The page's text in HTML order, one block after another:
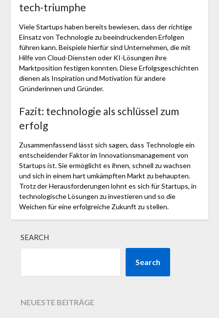
tech-triumphe
Viele Startups haben bereits bewiesen, dass der richtige
Einsatz von Technologie zu beeindruckenden Erfolgen
führen kann. Beispiele hierfür sind Unternehmen, die mit
Hilfe von Cloud-Diensten oder KI-Lösungen ihre
Marktposition festigen konnten. Diese Erfolgsgeschichten
dienen als Inspiration und Motivation für andere
Gründerinnen und Gründer.
Fazit: technologie als schlüssel zum
erfolg
Zusammenfassend lässt sich sagen, dass Technologie ein
entscheidender Faktor im Innovationsmanagement von
Startups ist. Sie ermöglicht es ihnen, schnell zu wachsen
und sich in einem hart umkämpften Markt zu behaupten.
Trotz der Herausforderungen lohnt es sich für Startups, in
technologische Lösungen zu investieren und so die
Weichen für eine erfolgreiche Zukunft zu stellen.
SEARCH
Search
NEUESTE BEITRÄGE